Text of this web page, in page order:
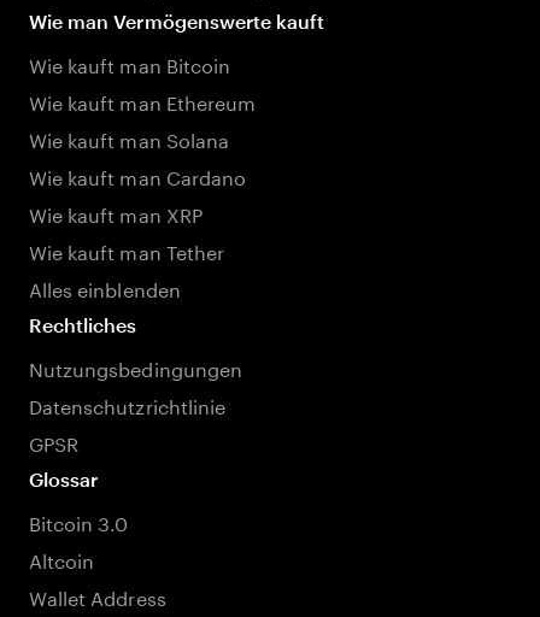
Wie man Vermögenswerte kauft
Wie kauft man Bitcoin
Wie kauft man Ethereum
Wie kauft man Solana
Wie kauft man Cardano
Wie kauft man XRP
Wie kauft man Tether
Alles einblenden
Rechtliches
Nutzungsbedingungen
Datenschutzrichtlinie
GPSR
Glossar
Bitcoin 3.0
Altcoin
Wallet Address